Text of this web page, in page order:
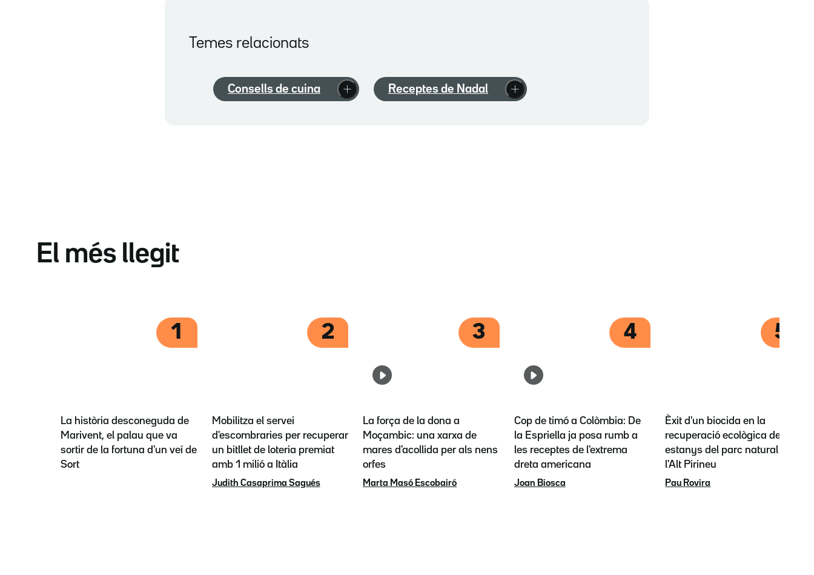
Temes relacionats
Consells de cuina Receptes de Nadal
El més llegit
1
La història desconeguda de
Marivent, el palau que va
sortir de la fortuna d'un veí de
Sort
2
Mobilitza el servei
d'escombraries per recuperar
un bitllet de loteria premiat
amb 1 milió a Itàlia
Judith Casaprima Sagués
3
La força de la dona a
Moçambic: una xarxa de
mares d'acollida per als nens
orfes
Marta Masó Escobairó
4
Cop de timó a Colòmbia: De
la Espriella ja posa rumb a
les receptes de l'extrema
dreta americana
Joan Biosca
5
Èxit d'un biocida en la
recuperació ecològica dels
estanys del parc natural de
l'Alt Pirineu
Pau Rovira